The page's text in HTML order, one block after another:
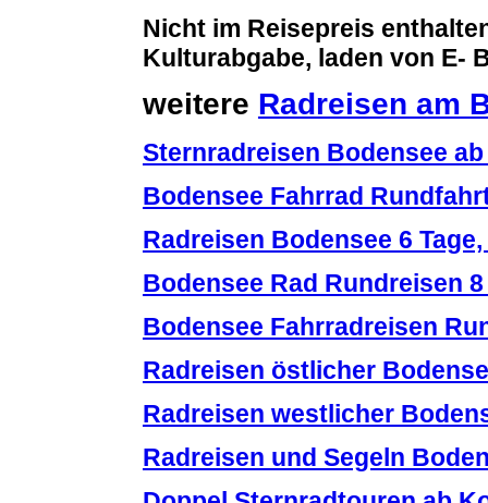
Nicht im Reisepreis
Kulturabgabe, laden von E-
weitere Radreisen am
Sternradreisen Bodensee
Bodensee Fahrrad
Radreisen Bodensee 6
Bodensee Rad Rundreisen
Bodensee Fahrradreisen
Radreisen östlicher
Radreisen westlicher
Radreisen und Segeln